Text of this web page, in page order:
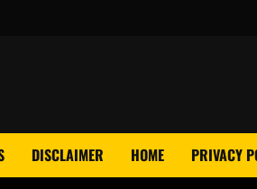
DISCLAIMER HOME PRIVACY